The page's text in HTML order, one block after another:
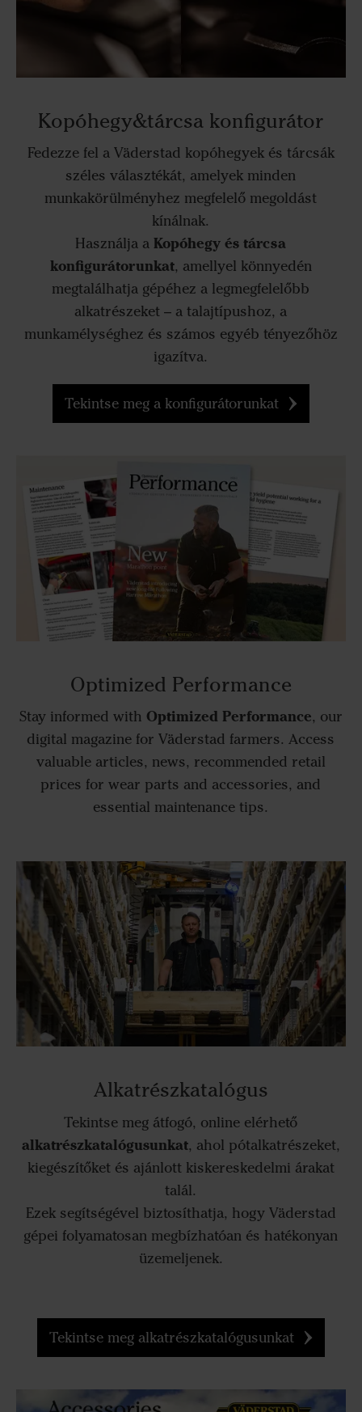
Kopóhegy&tárcsa konfigurátor
Fedezze fel a Väderstad kopóhegyek és tárcsák
széles választékát, amelyek minden
munkakörülményhez megfelelő megoldást
kínálnak.
Használja aKopóhegy és tárcsa
konfigurátorunkat, amellyel könnyedén
megtalálhatja gépéhez a legmegfelelőbb
alkatrészeket – a talajtípushoz, a
munkamélységhez és számos egyéb tényezőhöz
igazítva.
Tekintse meg a konfigurátorunkat
Optimized Performance
Stay informed with Optimized Performance, our
digital magazine for Väderstad farmers. Access
valuable articles, news, recommended retail
prices for wear parts and accessories, and
essential maintenance tips.
Alkatrészkatalógus
Tekintse meg átfogó, online elérhető
alkatrészkatalógusunkat, ahol pótalkatrészeket,
kiegészítőket és ajánlott kiskereskedelmi árakat
talál.
Ezek segítségével biztosíthatja, hogy Väderstad
gépei folyamatosan megbízhatóan és hatékonyan
üzemeljenek.
Tekintse meg alkatrészkatalógusunkat